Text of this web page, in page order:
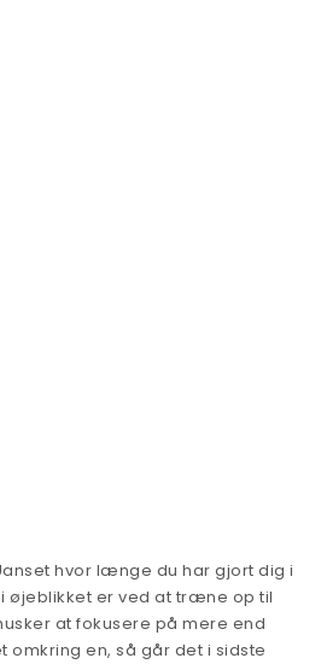
hvor længe du har gjort dig i
øjeblikket er ved at træne op til
at fokusere på mere end
en, så går det i sidste